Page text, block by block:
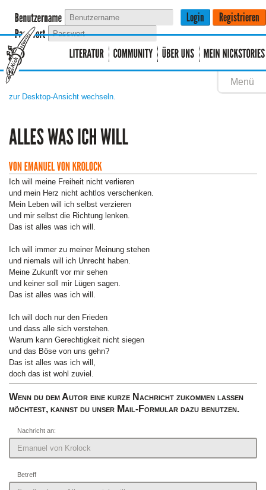
Menü
zur Desktop-Ansicht wechseln.
Ich will meine Freiheit nicht verlieren
und mein Herz nicht achtlos verschenken.
Mein Leben will ich selbst verzieren
und mir selbst die Richtung lenken.
Das ist alles was ich will.
Ich will immer zu meiner Meinung stehen
und niemals will ich Unrecht haben.
Meine Zukunft vor mir sehen
und keiner soll mir Lügen sagen.
Das ist alles was ich will.
Ich will doch nur den Frieden
und dass alle sich verstehen.
Warum kann Gerechtigkeit nicht siegen
und das Böse von uns gehn?
Das ist alles was ich will,
doch das ist wohl zuviel.
Wenn du dem Autor eine kurze Nachricht zukommen lassen
möchtest, kannst du unser Mail-Formular dazu benutzen.
Nachricht an:
Betreff